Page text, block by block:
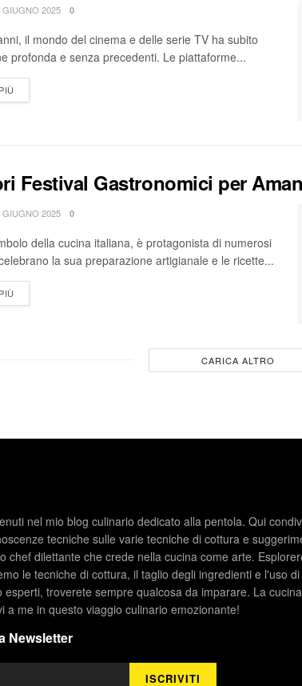
GIUGNO 2025 0
il mondo del cinema e delle serie TV ha subito
profonda e senza precedenti. Le piattaforme...
Festival Gastronomici per
GIUGNO 2025 0
della cucina italiana, è protagonista di numerosi
la sua preparazione artigianale e le ricette...
CARICA ALTRO
nel mio blog culinario dedicato alla pentola. Qui
tecniche sulle varie tecniche di cottura e
chef dilettante che crede nella cucina come arte.
le tecniche di cottura, il taglio degli ingredienti e l'uso
esperti, troverete sempre qualcosa da imparare. La
a me in questo viaggio culinario emozionante!
Newsletter